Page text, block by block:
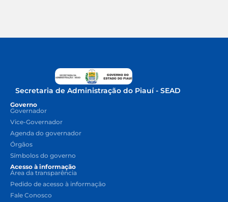
Secretaria de Administração do Piauí - SEAD
Governo
Governador
Vice-Governador
Agenda do governador
Órgãos
Símbolos do governo
Acesso à informação
Área da transparência
Pedido de acesso à informação
Fale Conosco